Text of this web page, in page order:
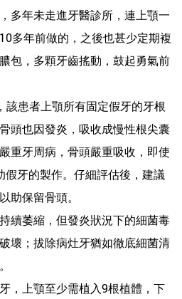
年未走進牙醫診所，連上顎一
多年前做的，之後也甚少定期複
包，多顆牙齒搖動，鼓起勇氣前
患者上顎所有固定假牙的牙根
頭也因發炎，吸收成慢性根尖囊
重牙周病，骨頭嚴重吸收，即使
牙的製作。仔細評估後，建議
助保留骨頭。
萎縮，但發炎狀況下的細菌毒
壞；拔除病灶牙猶如徹底細菌清
上顎至少需植入9根植體，下